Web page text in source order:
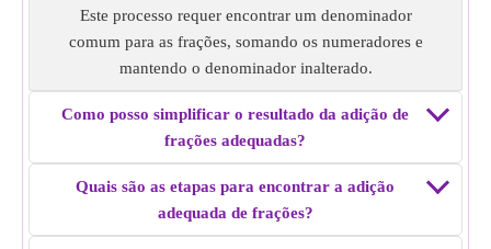
Exemplo 4:Encontre a adição de fração adequada de 8/16
4/32.
ambas as frações têm denominadores diferentes,
denominadores. ou seja, 16/32 e 4/32
Adicione ambas as frações, ou seja, 16/32 + 4/32 = 5/8
Adição de fração adequada de 8/16 + 4/32 = 5/8.
Exemplo 5:Encontre a adição de fração adequada de 7/10
Este processo requer encontrar um denominador
comum para as frações, somando os numeradores e
mantendo o denominador inalterado.
Como posso simplificar o resultado da adição de
frações adequadas?
Quais são as etapas para encontrar a adição
adequada de frações?